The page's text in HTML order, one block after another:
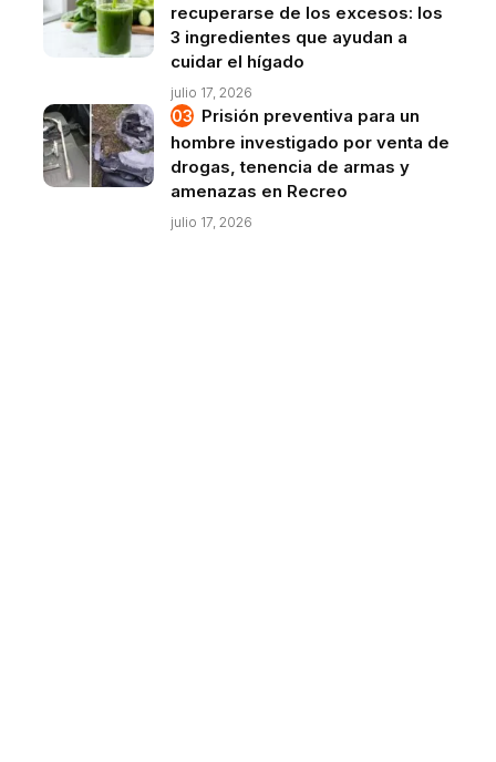
recuperarse de los excesos: los
3 ingredientes que ayudan a
cuidar el hígado
julio 17, 2026
Prisión preventiva para un
hombre investigado por venta de
drogas, tenencia de armas y
amenazas en Recreo
julio 17, 2026